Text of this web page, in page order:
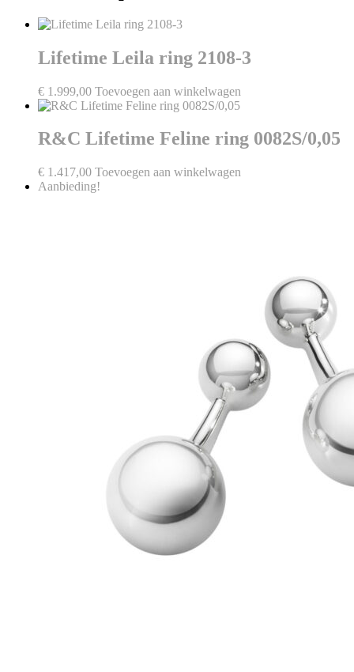
Lifetime Leila ring 2108-3
€ 1.999,00 Toevoegen aan winkelwagen
R&C Lifetime Feline ring 0082S/0,05
€ 1.417,00 Toevoegen aan winkelwagen
Aanbieding!